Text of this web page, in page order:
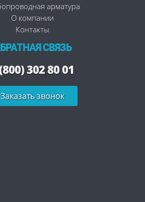
арматура
О компании
Контакты
СВЯЗЬ
302 80 01
Заказать звонок